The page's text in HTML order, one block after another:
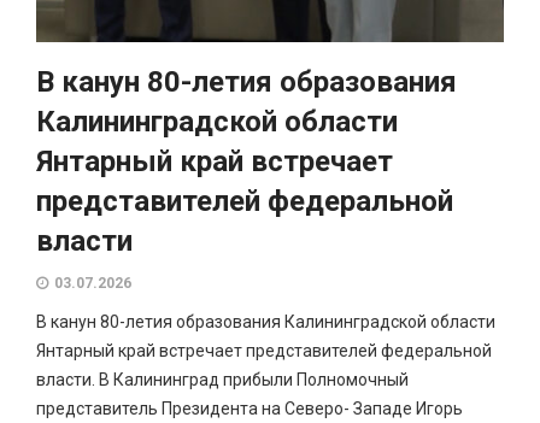
В канун 80-летия образования
Калининградской области
Янтарный край встречает
представителей федеральной
власти
03.07.2026
В канун 80-летия образования Калининградской области
Янтарный край встречает представителей федеральной
власти. В Калининград прибыли Полномочный
представитель Президента на Северо- Западе Игорь